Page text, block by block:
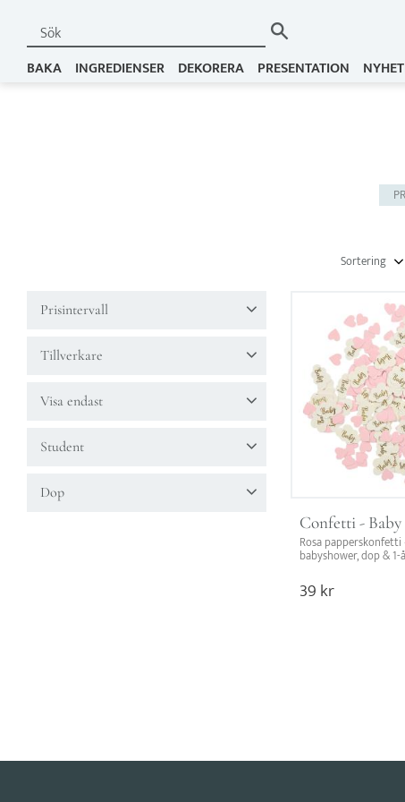
BAKA INGREDIENSER DEKORERA PRESENTATION
Prisintervall
Tillverkare
Visa endast
Student
Studentdekoration
Dop
Välj sortering
Confetti -
Rosa
babyshower, dop & 1-
Dekorera och skapa
atmosfär.
39kr